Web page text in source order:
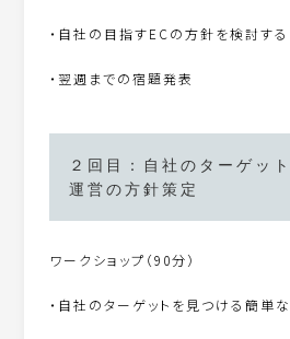
・自社の目指すECの方針を検討する
・翌週までの宿題発表
２回目：自社のターゲッ
運営の方針策定
ワークショップ（90分）
・自社のターゲットを見つける簡単な